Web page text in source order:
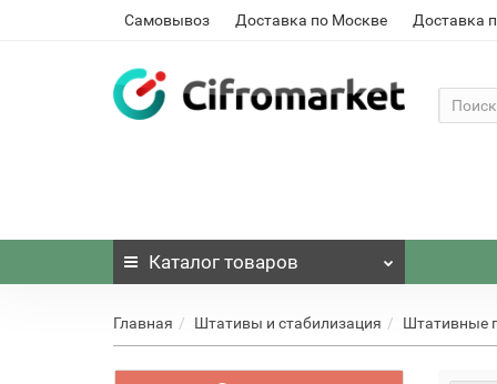
Самовывоз Доставка по Москве Доставка
Каталог товаров
Главная Штативы и стабилизация Штативные